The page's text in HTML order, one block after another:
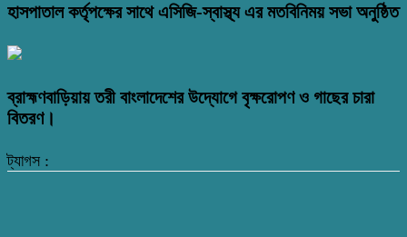
হাসপাতাল কর্তৃপক্ষের সাথে এসিজি-স্বাস্থ্য এর মতবিনিময় সভা অনুষ্ঠিত
ব্রাহ্মণবাড়িয়ায় তরী বাংলাদেশের উদ্যোগে বৃক্ষরোপণ ও গাছের চারা
বিতরণ।
ট্যাগস :